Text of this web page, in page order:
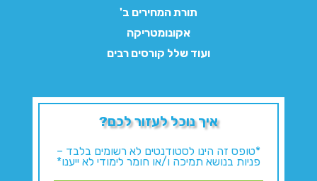
תורת המחירים ב'
אקונומטריקה
ועוד שלל קורסים רבים
איך נוכל לעזור לכם?
*טופס זה הינו לסטודנטים לא רשומים בלבד –
פניות בנושא תמיכה ו/או חומר לימודי לא ייענו*